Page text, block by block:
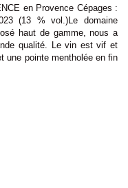
en Provence Cépages :
(13 % vol.)Le domaine
haut de gamme, nous a
qualité. Le vin est vif et
une pointe mentholée en fin